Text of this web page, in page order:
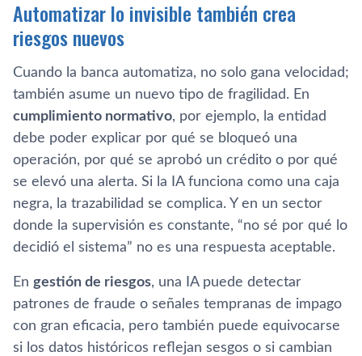
Automatizar lo invisible también crea
riesgos nuevos
Cuando la banca automatiza, no solo gana velocidad;
también asume un nuevo tipo de fragilidad. En
cumplimiento normativo, por ejemplo, la entidad
debe poder explicar por qué se bloqueó una
operación, por qué se aprobó un crédito o por qué
se elevó una alerta. Si la IA funciona como una caja
negra, la trazabilidad se complica. Y en un sector
donde la supervisión es constante, “no sé por qué lo
decidió el sistema” no es una respuesta aceptable.
En gestión de riesgos, una IA puede detectar
patrones de fraude o señales tempranas de impago
con gran eficacia, pero también puede equivocarse
si los datos históricos reflejan sesgos o si cambian